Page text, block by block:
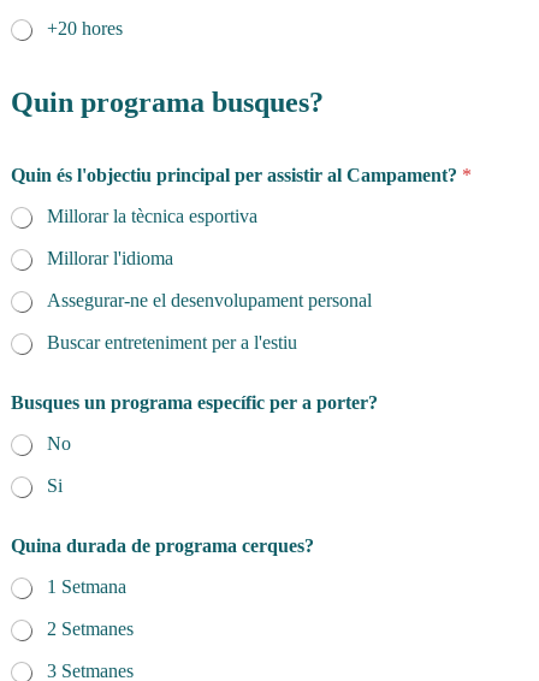
+20 hores
Quin programa busques?
Quin és l'objectiu principal per assistir al Campament? *
Millorar la tècnica esportiva
Millorar l'idioma
Assegurar-ne el desenvolupament personal
Buscar entreteniment per a l'estiu
Busques un programa específic per a porter?
No
Si
Quina durada de programa cerques?
1 Setmana
2 Setmanes
3 Setmanes